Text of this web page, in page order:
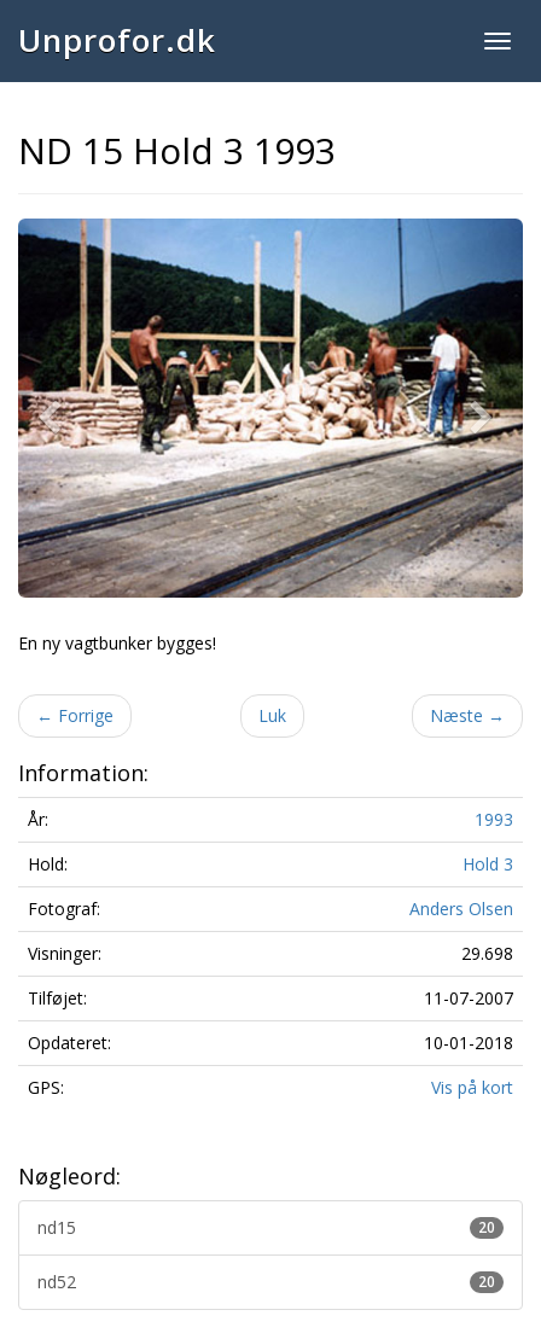
Unprofor.dk
ND 15 Hold 3 1993
Previous
En ny vagtbunker bygges!
← Forrige Luk Næste →
Information:
År:
1993
Hold:
Hold 3
Fotograf:
Anders Olsen
Visninger:
29.698
Tilføjet:
11-07-2007
Opdateret:
10-01-2018
GPS:
Vis på kort
Nøgleord:
20
nd15
20
nd52